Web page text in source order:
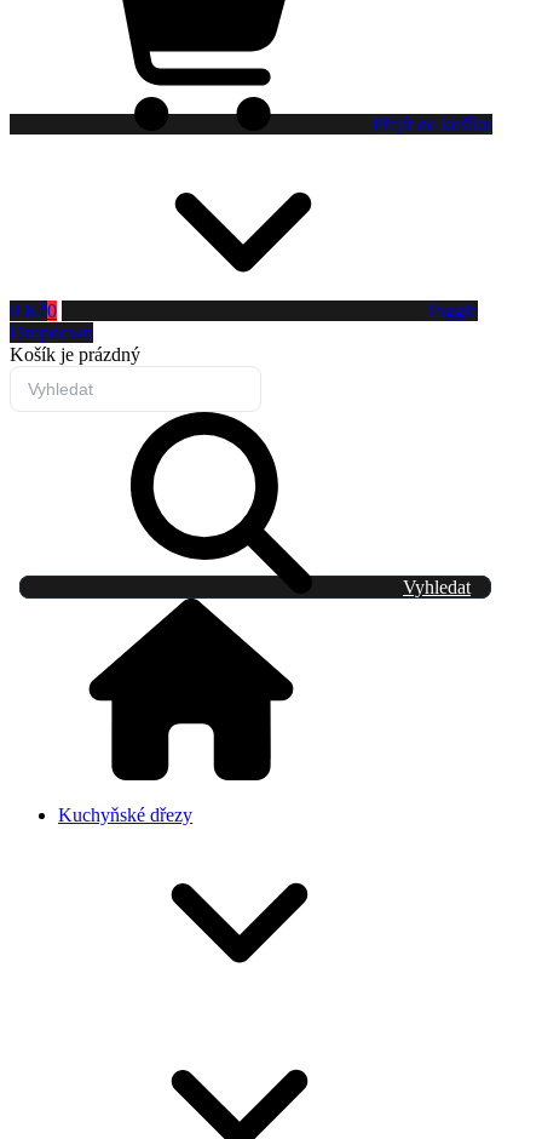
Přejít do košíku
0 Kč0
Toggle
Dropdown
Košík je prázdný
Vyhledat
Kuchyňské dřezy